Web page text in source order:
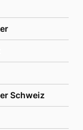
Schweiz